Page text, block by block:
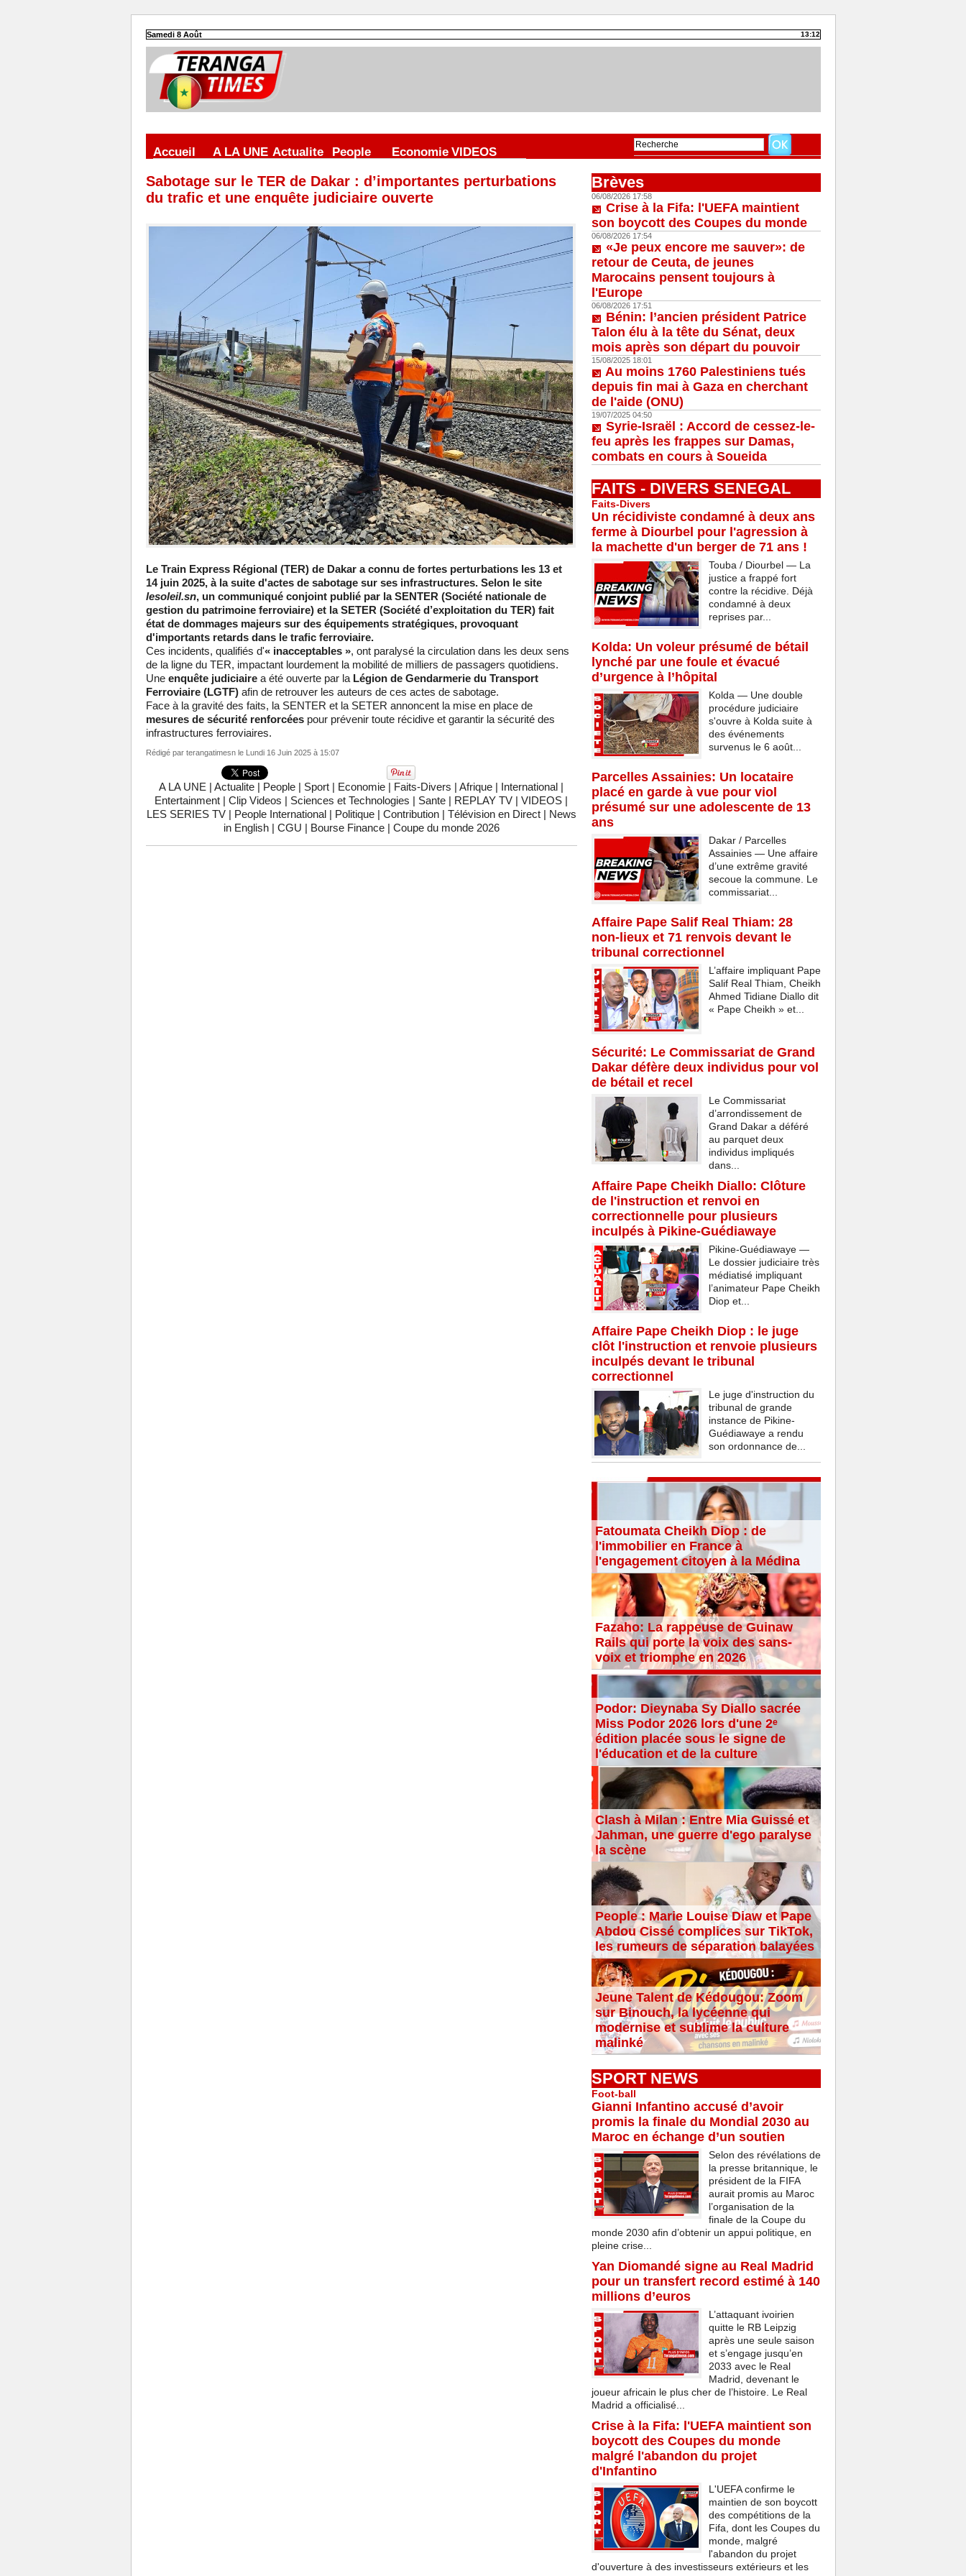
Samedi 8 Août 13:12
Accueil A LA UNE Actualite People Economie VIDEOS
Sabotage sur le TER de Dakar : d’importantes perturbations
du trafic et une enquête judiciaire ouverte
Le Train Express Régional (TER) de Dakar a connu de fortes perturbationsles 13 et
14 juin 2025, à la suite d'actes de sabotagesur ses infrastructures. Selon le site
lesoleil.sn, un communiqué conjoint publié par laSENTER (Société nationale de
gestion du patrimoine ferroviaire) et laSETER (Société d’exploitation du TER) fait
état de dommages majeurs sur des équipements stratégiques, provoquant
d'importants retards dans le trafic ferroviaire.
Ces incidents, qualifiés d'« inacceptables », ont paralysé la circulation dans les deux sens
de la ligne du TER, impactant lourdement la mobilité de milliers de passagers quotidiens.
Une enquête judiciairea été ouverte par la Légion de Gendarmerie du Transport
Ferroviaire (LGTF)afin de retrouver les auteurs de ces actes de sabotage.
Face à la gravité des faits, la SENTER et la SETER annoncent la mise en place de
mesures de sécurité renforcéespour prévenir toute récidive et garantir la sécurité des
infrastructures ferroviaires.
Rédigé par terangatimesnle Lundi 16 Juin 2025 à 15:07
A LA UNE | Actualite | People | Sport | Economie | Faits-Divers | Afrique | International |
Entertainment | Clip Videos | Sciences et Technologies | Sante | REPLAY TV | VIDEOS |
LES SERIES TV | People International | Politique | Contribution | Télévision en Direct | News
in English | CGU | Bourse Finance | Coupe du monde 2026
Brèves
06/08/2026 17:58
Crise à la Fifa: l'UEFA maintient
son boycott des Coupes du monde
06/08/2026 17:54
«Je peux encore me sauver»: de
retour de Ceuta, de jeunes
Marocains pensent toujours à
l'Europe
06/08/2026 17:51
Bénin: l’ancien président Patrice
Talon élu à la tête du Sénat, deux
mois après son départ du pouvoir
15/08/2025 18:01
Au moins 1760 Palestiniens tués
depuis fin mai à Gaza en cherchant
de l'aide (ONU)
19/07/2025 04:50
Syrie-Israël : Accord de cessez-le-
feu après les frappes sur Damas,
combats en cours à Soueida
FAITS - DIVERS SENEGAL
Faits-Divers
Un récidiviste condamné à deux ans
ferme à Diourbel pour l'agression à
la machette d'un berger de 71 ans !
Touba / Diourbel — La
justice a frappé fort
contre la récidive. Déjà
condamné à deux
reprises par...
Kolda: Un voleur présumé de bétail
lynché par une foule et évacué
d’urgence à l’hôpital
Kolda — Une double
procédure judiciaire
s'ouvre à Kolda suite à
des événements
survenus le 6 août...
Parcelles Assainies: Un locataire
placé en garde à vue pour viol
présumé sur une adolescente de 13
ans
Dakar / Parcelles
Assainies — Une affaire
d’une extrême gravité
secoue la commune. Le
commissariat...
Affaire Pape Salif Real Thiam: 28
non-lieux et 71 renvois devant le
tribunal correctionnel
L’affaire impliquant Pape
Salif Real Thiam, Cheikh
Ahmed Tidiane Diallo dit
« Pape Cheikh » et...
Sécurité: Le Commissariat de Grand
Dakar défère deux individus pour vol
de bétail et recel
Le Commissariat
d’arrondissement de
Grand Dakar a déféré
au parquet deux
individus impliqués
dans...
Affaire Pape Cheikh Diallo: Clôture
de l'instruction et renvoi en
correctionnelle pour plusieurs
inculpés à Pikine-Guédiawaye
Pikine-Guédiawaye —
Le dossier judiciaire très
médiatisé impliquant
l’animateur Pape Cheikh
Diop et...
Affaire Pape Cheikh Diop : le juge
clôt l'instruction et renvoie plusieurs
inculpés devant le tribunal
correctionnel
Le juge d'instruction du
tribunal de grande
instance de Pikine-
Guédiawaye a rendu
son ordonnance de...
Fatoumata Cheikh Diop : de
l'immobilier en France à
l'engagement citoyen à la Médina
Fazaho: La rappeuse de Guinaw
Rails qui porte la voix des sans-
voix et triomphe en 2026
Podor: Dieynaba Sy Diallo sacrée
Miss Podor 2026 lors d'une 2ᵉ
édition placée sous le signe de
l'éducation et de la culture
Clash à Milan : Entre Mia Guissé et
Jahman, une guerre d'ego paralyse
la scène
People : Marie Louise Diaw et Pape
Abdou Cissé complices sur TikTok,
les rumeurs de séparation balayées
Jeune Talent de Kédougou: Zoom
sur Binouch, la lycéenne qui
modernise et sublime la culture
malinké
SPORT NEWS
Foot-ball
Gianni Infantino accusé d’avoir
promis la finale du Mondial 2030 au
Maroc en échange d’un soutien
Selon des révélations de
la presse britannique, le
président de la FIFA
aurait promis au Maroc
l’organisation de la
finale de la Coupe du
monde 2030 afin d’obtenir un appui politique, en
pleine crise...
Yan Diomandé signe au Real Madrid
pour un transfert record estimé à 140
millions d’euros
L’attaquant ivoirien
quitte le RB Leipzig
après une seule saison
et s’engage jusqu’en
2033 avec le Real
Madrid, devenant le
joueur africain le plus cher de l’histoire. Le Real
Madrid a officialisé...
Crise à la Fifa: l'UEFA maintient son
boycott des Coupes du monde
malgré l'abandon du projet
d'Infantino
L'UEFA confirme le
maintien de son boycott
des compétitions de la
Fifa, dont les Coupes du
monde, malgré
l'abandon du projet
d'ouverture à des investisseurs extérieurs et les